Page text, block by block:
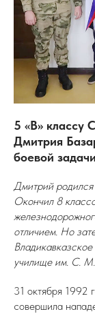
5 «В»
Дмитрия
боевой задачи
Дмитрий родился
Окончил 8
отличием. Но
училище им. С.
31 октября 1992
совершила